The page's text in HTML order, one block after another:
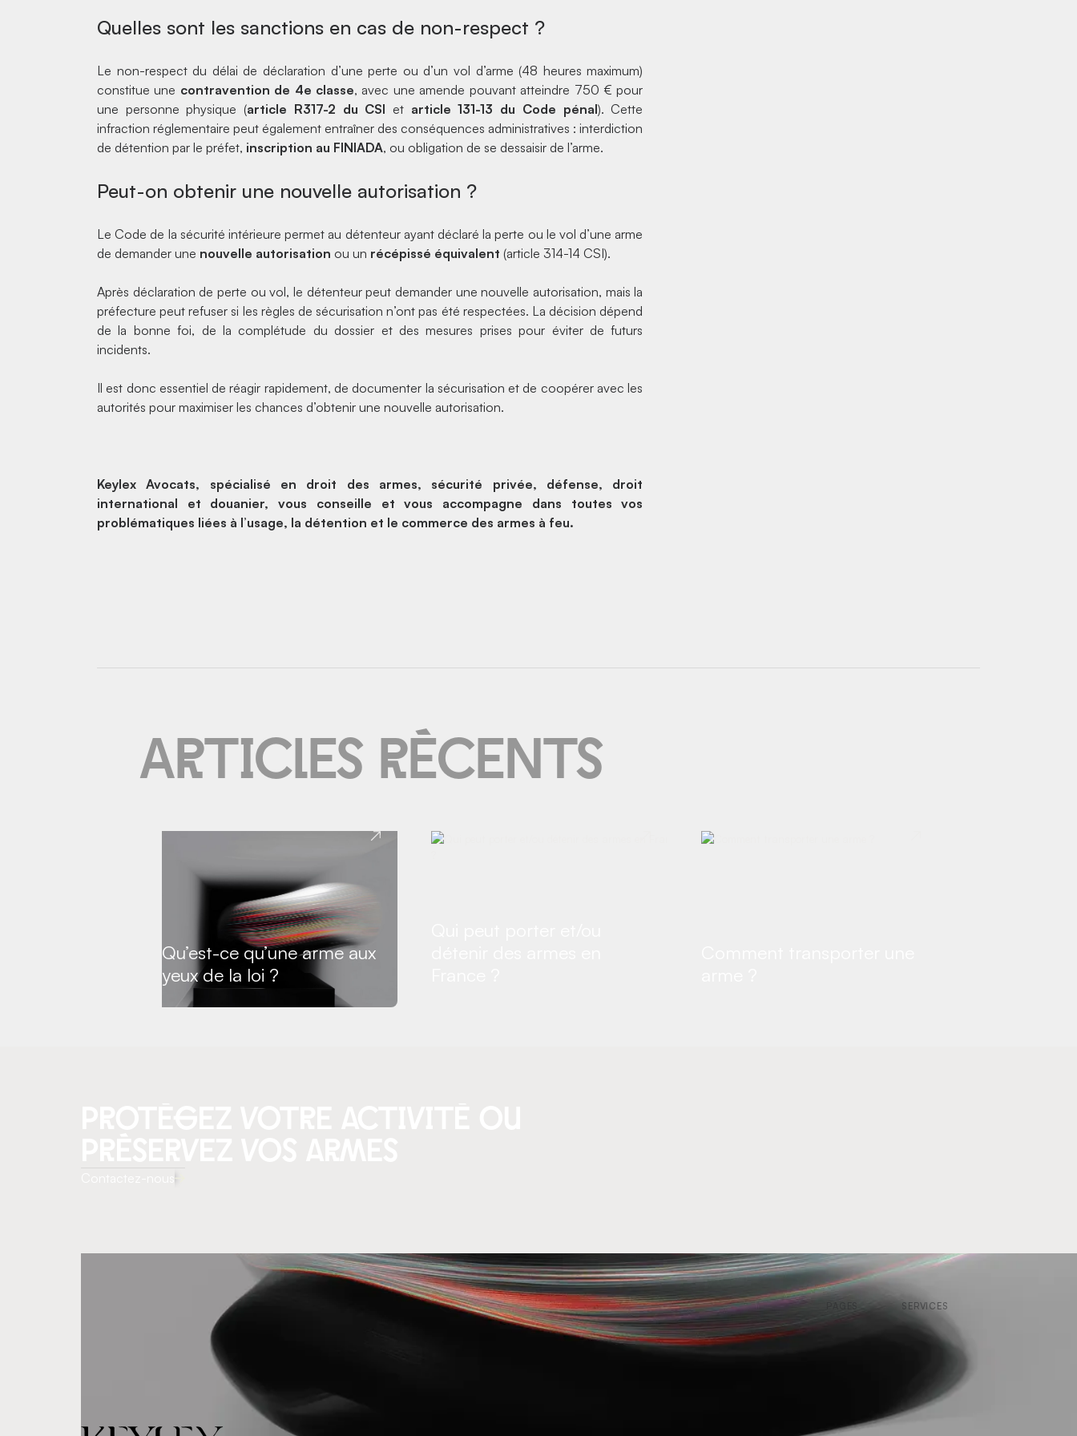
Quelles sont les sanctions en cas de non-respect ?
Le non-respect du délai de déclaration d’une perte ou d’un vol d’arme (48 heures maximum)
constitue une contravention de 4e classe, avec une amende pouvant atteindre 750 € pour
une personne physique (article R317-2 du CSI et article 131-13 du Code pénal). Cette
infraction réglementaire peut également entraîner des conséquences administratives : interdiction
de détention par le préfet, inscription au FINIADA, ou obligation de se dessaisir de l’arme.
Peut-on obtenir une nouvelle autorisation ?
Le Code de la sécurité intérieure permet au détenteur ayant déclaré la perte ou le vol d’une arme
de demander une nouvelle autorisation ou un récépissé équivalent (article 314-14 CSI).
Après déclaration de perte ou vol, le détenteur peut demander une nouvelle autorisation, mais la
préfecture peut refuser si les règles de sécurisation n’ont pas été respectées. La décision dépend
de la bonne foi, de la complétude du dossier et des mesures prises pour éviter de futurs
incidents.
Il est donc essentiel de réagir rapidement, de documenter la sécurisation et de coopérer avec les
autorités pour maximiser les chances d’obtenir une nouvelle autorisation.
Keylex Avocats, spécialisé en droit des armes, sécurité privée, défense, droit
international et douanier, vous conseille et vous accompagne dans toutes vos
problématiques liées à l’usage, la détention et le commerce des armes à feu.
Articles réceNts
Qu’est-ce qu’une arme aux
yeux de la loi ?
KEYLEX – Le cabinet d’avocats dédié au droit
des armes, en conseil et en contentieux, pour les
professionnels et les particuliers
PAGES
Accueil
Contact
SERVICES
Droit des armes
Droit des affaires